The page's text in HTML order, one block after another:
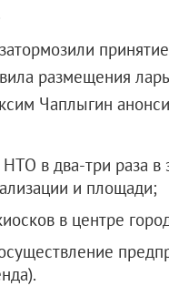
размещения
Чаплыгин
в два-три раза в
и площади;
в центре